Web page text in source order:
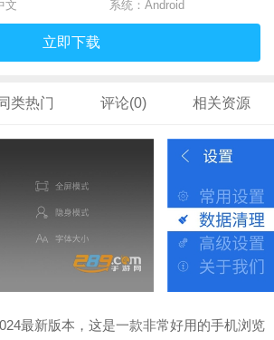
文
系统：Android
立即下载
类热门 评论(0) 相关资源
最新版本，这是一款非常好用的手机浏览